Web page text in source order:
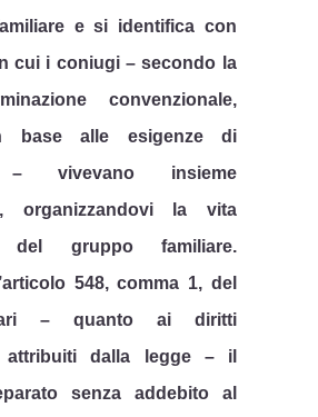
e si identifica con
cui i coniugi – secondo la
convenzionale,
base alle esigenze di
– vivevano insieme
organizzandovi la vita
del gruppo familiare.
548, comma 1, del
– quanto ai diritti
attribuiti dalla legge – il
senza addebito al